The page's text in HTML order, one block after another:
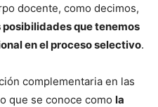
docente, como decimos,
que tenemos
en el proceso selectivo.
complementaria en las
que se conoce como la